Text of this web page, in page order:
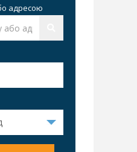
адресою